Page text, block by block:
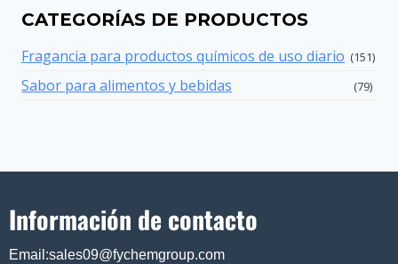
CATEGORÍAS DE PRODUCTOS
Fragancia para productos químicos de uso diario (151)
Sabor para alimentos y bebidas (79)
Información de contacto
Email:sales09@fychemgroup.com